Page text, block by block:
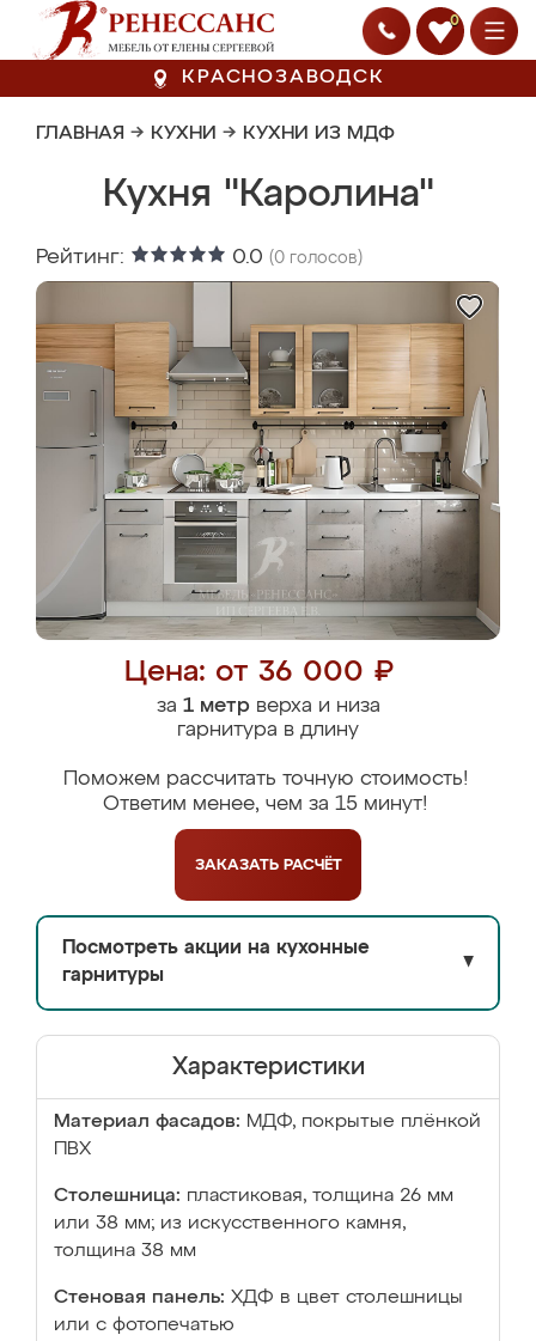
0
КРАСНОЗАВОДСК
ГЛАВНАЯ → КУХНИ → КУХНИ ИЗ МДФ
Кухня "Каролина"
Рейтинг: 0.0 (0 голосов)
Цена: от 36 000 ₽
за 1 метрверха и низа
гарнитура в длину
Поможем рассчитать точную стоимость!
Ответим менее, чем за 15 минут!
ЗАКАЗАТЬ РАСЧЁТ
Посмотреть акции на кухонные
гарнитуры
▼
Характеристики
Материал фасадов: МДФ, покрытые плёнкой
ПВХ
Столешница: пластиковая, толщина 26 мм
или 38 мм; из искусственного камня,
толщина 38 мм
Стеновая панель: ХДФ в цвет столешницы
или с фотопечатью